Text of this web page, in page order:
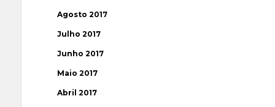
Agosto 2017
Julho 2017
Junho 2017
Maio 2017
Abril 2017